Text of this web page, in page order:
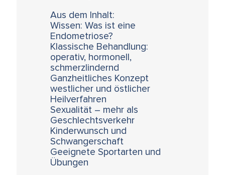
Aus dem Inhalt:
Wissen: Was ist eine
Endometriose?
Klassische Behandlung:
operativ, hormonell,
schmerzlindernd
Ganzheitliches Konzept
westlicher und östlicher
Heilverfahren
Sexualität – mehr als
Geschlechtsverkehr
Kinderwunsch und
Schwangerschaft
Geeignete Sportarten und
Übungen